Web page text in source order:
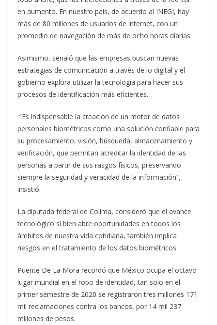
en aumento. En nuestro país, de acuerdo al INEGI, hay
más de 80 millones de usuarios de internet, con un
promedio de navegación de más de ocho horas diarias.
Asimismo, señaló que las empresas buscan nuevas
estrategias de comunicación a través de lo digital y el
gobierno explora utilizar la tecnología para hacer sus
procesos de identificación más eficientes.
“Es indispensable la creación de un motor de datos
personales biométricos como una solución confiable para
su procesamiento, visión, búsqueda, almacenamiento y
verificación, que permitan acreditar la identidad de las
personas a partir de sus rasgos físicos, preservando
siempre la seguridad y veracidad de la información”,
insistió.
La diputada federal de Colima, consideró que el avance
tecnológico si bien abre oportunidades en todos los
ámbitos de nuestra vida cotidiana, también implica
riesgos en el tratamiento de los datos biométricos.
Puente De La Mora recordó que México ocupa el octavo
lugar mundial en el robo de identidad, tan solo en el
primer semestre de 2020 se registraron tres millones 171
mil reclamaciones contra los bancos, por 14 mil 237
millones de pesos.